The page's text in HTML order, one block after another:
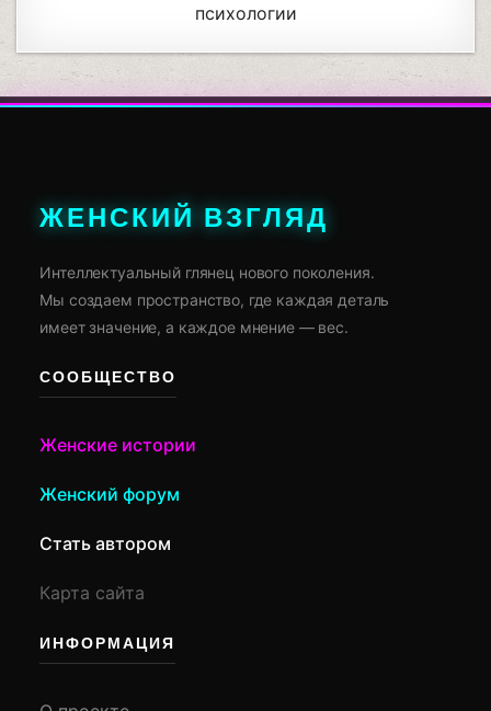
психологии
ЖЕНСКИЙ ВЗГЛЯД
Интеллектуальный глянец нового поколения.
Мы создаем пространство, где каждая деталь
имеет значение, а каждое мнение — вес.
СООБЩЕСТВО
Женские истории
Женский форум
Стать автором
Карта сайта
ИНФОРМАЦИЯ